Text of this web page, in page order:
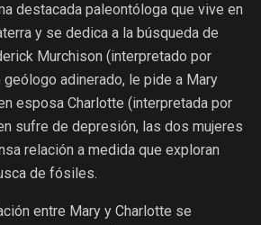
destacada paleontóloga que vive en
y se dedica a la búsqueda de
Murchison (interpretado por
adinerado, le pide a Mary
esposa Charlotte (interpretada por
sufre de depresión, las dos mujeres
relación a medida que exploran
de fósiles.
entre Mary y Charlotte se